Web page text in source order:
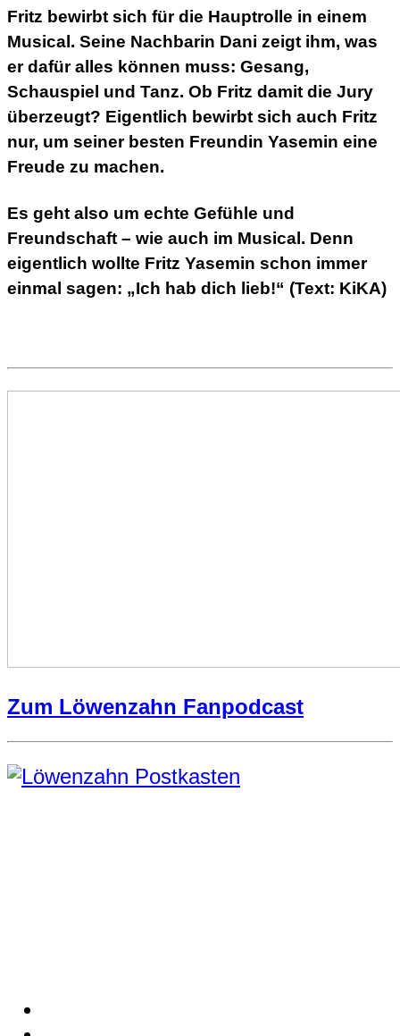
Fritz bewirbt sich für die Hauptrolle in einem
Musical. Seine Nachbarin Dani zeigt ihm, was
er dafür alles können muss: Gesang,
Schauspiel und Tanz. Ob Fritz damit die Jury
überzeugt? Eigentlich bewirbt sich auch Fritz
nur, um seiner besten Freundin Yasemin eine
Freude zu machen.
Es geht also um echte Gefühle und
Freundschaft – wie auch im Musical. Denn
eigentlich wollte Fritz Yasemin schon immer
einmal sagen: „Ich hab dich lieb!“ (Text: KiKA)
Zum Löwenzahn Fanpodcast